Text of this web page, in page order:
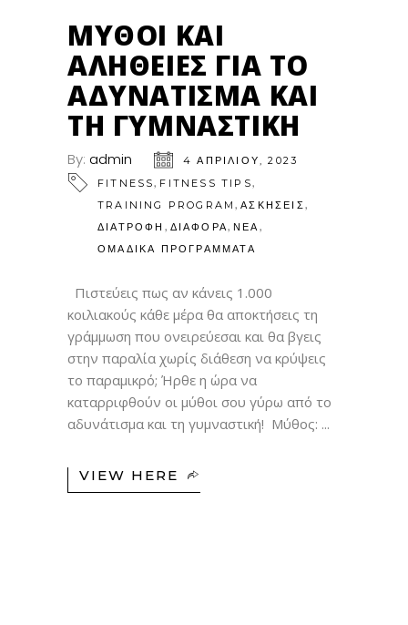
ΜΎΘΟΙ ΚΑΙ
ΑΛΉΘΕΙΕΣ ΓΙΑ ΤΟ
ΑΔΥΝΆΤΙΣΜΑ ΚΑΙ
ΤΗ ΓΥΜΝΑΣΤΙΚΉ
By: admin
4 ΑΠΡΙΛΊΟΥ, 2023
FITNESS, FITNESS TIPS,
TRAINING PROGRAM,ΑΣΚΗΣΕΙΣ ,
ΔΙΑΤΡΟΦΗ , ΔΙΑΦΟΡΑ,ΝΕΑ ,
ΟΜΑΔΙΚΑ ΠΡΟΓΡΑΜΜΑΤΑ
Πιστεύεις πως αν κάνεις 1.000
κοιλιακούς κάθε μέρα θα αποκτήσεις τη
γράμμωση που ονειρεύεσαι και θα βγεις
στην παραλία χωρίς διάθεση να κρύψεις
το παραμικρό; Ήρθε η ώρα να
καταρριφθούν οι μύθοι σου γύρω από το
αδυνάτισμα και τη γυμναστική! Μύθος:
VIEW HERE